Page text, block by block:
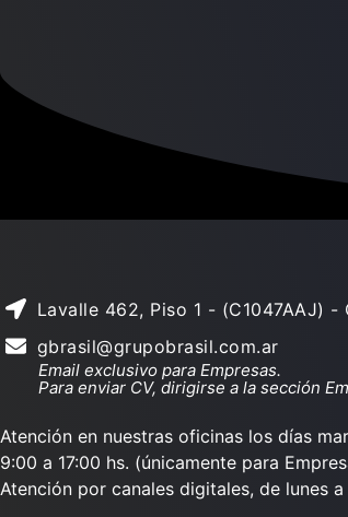
Lavalle 462, Piso 1 - (C1047AAJ) -
gbrasil@grupobrasil.com.ar
Email exclusivo para Empresas.
Para enviar CV, dirigirse a la sección
Atención en nuestras oficinas los días
9:00 a 17:00 hs. (únicamente para
Atención por canales digitales, de lunes